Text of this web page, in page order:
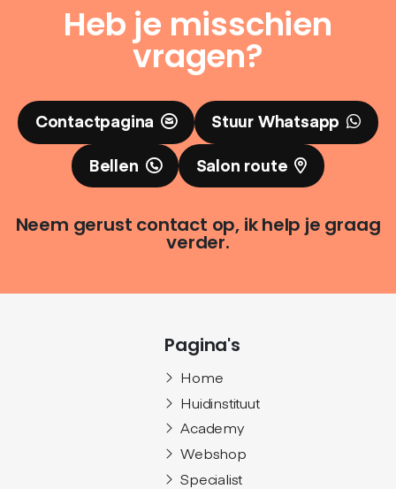
Heb je misschien
vragen?
Contactpagina
Stuur Whatsapp
Bellen
Salon route
Neem gerust contact op, ik help je graag
verder.
Pagina's
Home
Huidinstituut
Academy
Webshop
Specialist